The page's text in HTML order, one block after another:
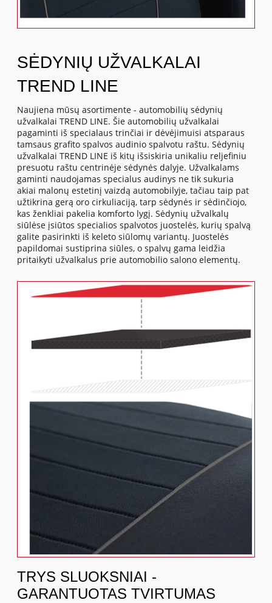
SĖDYNIŲ UŽVALKALAI
TREND LINE
Naujiena mūsų asortimente - automobilių sėdynių
užvalkalai TREND LINE. Šie automobilių užvalkalai
pagaminti iš specialaus trinčiai ir dėvėjimuisi atsparaus
tamsaus grafito spalvos audinio spalvotu raštu. Sėdynių
užvalkalai TREND LINE iš kitų išsiskiria unikaliu reljefiniu
presuotu raštu centrinėje sėdynės dalyje. Užvalkalams
gaminti naudojamas specialus audinys ne tik sukuria
akiai malonų estetinį vaizdą automobilyje, tačiau taip pat
užtikrina gerą oro cirkuliaciją, tarp sėdynės ir sėdinčiojo,
kas ženkliai pakelia komforto lygį. Sėdynių užvalkalų
siūlėse įsiūtos specialios spalvotos juostelės, kurių spalvą
galite pasirinkti iš keleto siūlomų variantų. Juostelės
papildomai sustiprina siūles, o spalvų gama leidžia
pritaikyti užvalkalus prie automobilio salono elementų.
TRYS SLUOKSNIAI -
GARANTUOTAS TVIRTUMAS